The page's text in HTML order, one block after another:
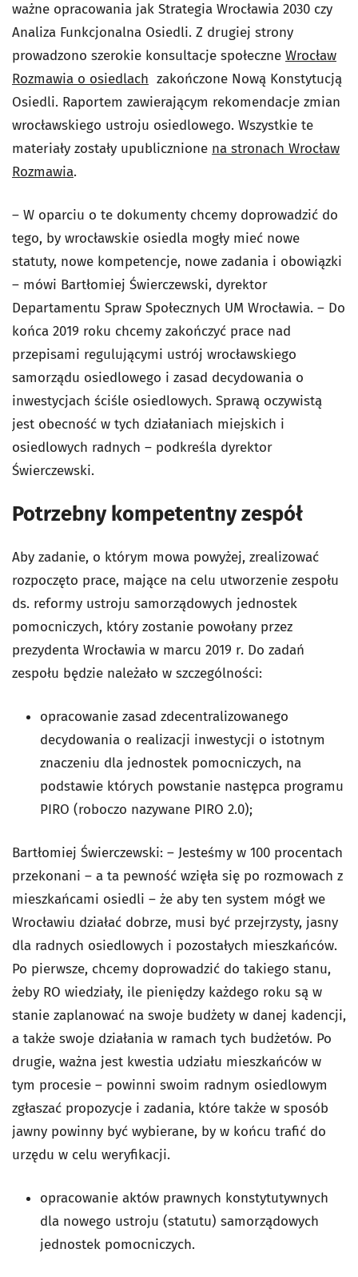
ważne opracowania jak Strategia Wrocławia 2030 czy
Analiza Funkcjonalna Osiedli. Z drugiej strony
prowadzono szerokie konsultacje społeczne Wrocław
Rozmawia o osiedlach zakończone Nową Konstytucją
Osiedli. Raportem zawierającym rekomendacje zmian
wrocławskiego ustroju osiedlowego. Wszystkie te
materiały zostały upublicznione na stronach Wrocław
Rozmawia.
– W oparciu o te dokumenty chcemy doprowadzić do
tego, by wrocławskie osiedla mogły mieć nowe
statuty, nowe kompetencje, nowe zadania i obowiązki
– mówi Bartłomiej Świerczewski, dyrektor
Departamentu Spraw Społecznych UM Wrocławia. – Do
końca 2019 roku chcemy zakończyć prace nad
przepisami regulującymi ustrój wrocławskiego
samorządu osiedlowego i zasad decydowania o
inwestycjach ściśle osiedlowych. Sprawą oczywistą
jest obecność w tych działaniach miejskich i
osiedlowych radnych – podkreśla dyrektor
Świerczewski.
Potrzebny kompetentny zespół
Aby zadanie, o którym mowa powyżej, zrealizować
rozpoczęto prace, mające na celu utworzenie zespołu
ds. reformy ustroju samorządowych jednostek
pomocniczych, który zostanie powołany przez
prezydenta Wrocławia w marcu 2019 r. Do zadań
zespołu będzie należało w szczególności:
opracowanie zasad zdecentralizowanego
decydowania o realizacji inwestycji o istotnym
znaczeniu dla jednostek pomocniczych, na
podstawie których powstanie następca programu
PIRO (roboczo nazywane PIRO 2.0);
Bartłomiej Świerczewski: – Jesteśmy w 100 procentach
przekonani – a ta pewność wzięła się po rozmowach z
mieszkańcami osiedli – że aby ten system mógł we
Wrocławiu działać dobrze, musi być przejrzysty, jasny
dla radnych osiedlowych i pozostałych mieszkańców.
Po pierwsze, chcemy doprowadzić do takiego stanu,
żeby RO wiedziały, ile pieniędzy każdego roku są w
stanie zaplanować na swoje budżety w danej kadencji,
a także swoje działania w ramach tych budżetów. Po
drugie, ważna jest kwestia udziału mieszkańców w
tym procesie – powinni swoim radnym osiedlowym
zgłaszać propozycje i zadania, które także w sposób
jawny powinny być wybierane, by w końcu trafić do
urzędu w celu weryfikacji.
opracowanie aktów prawnych konstytutywnych
dla nowego ustroju (statutu) samorządowych
jednostek pomocniczych.